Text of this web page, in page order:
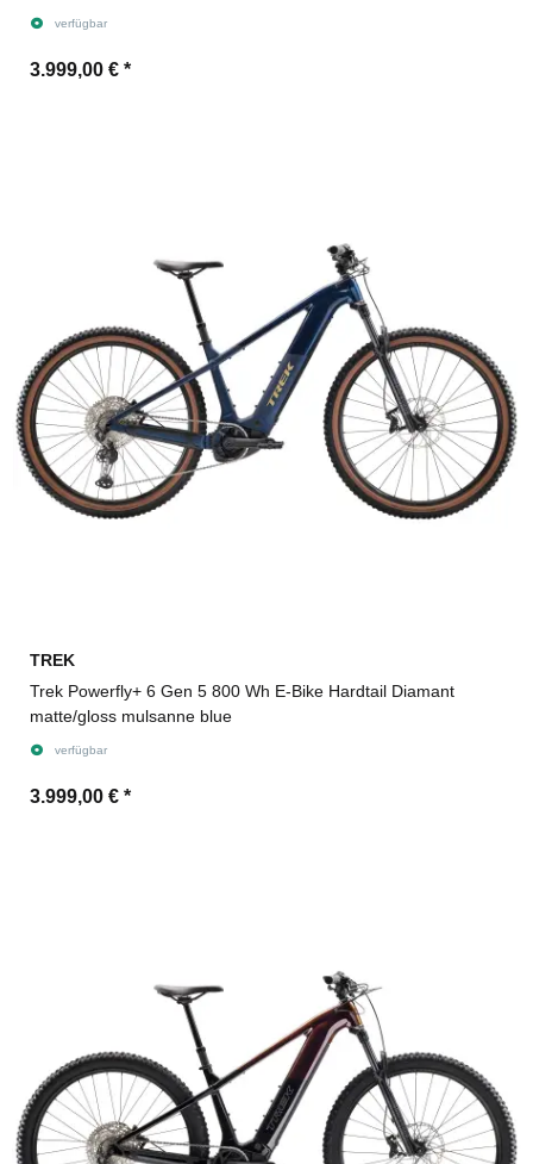
verfügbar
3.999,00 € *
TREK
Trek Powerfly+ 6 Gen 5 800 Wh E-Bike Hardtail Diamant
matte/gloss mulsanne blue
verfügbar
3.999,00 € *